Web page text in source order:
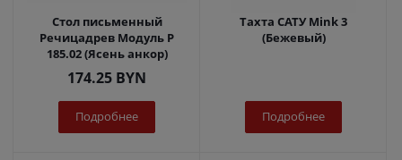
Стол письменный
Речицадрев Модуль Р
185.02 (Ясень анкор)
174.25 BYN
Подробнее
Тахта САТУ Mink 3
(Бежевый)
Подробнее